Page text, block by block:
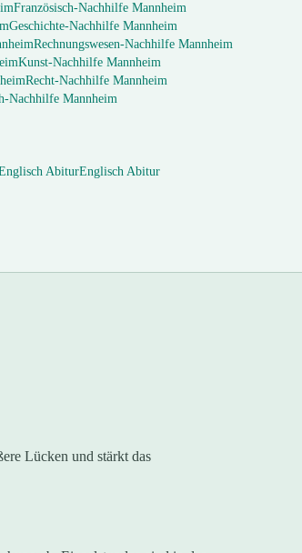
Französisch-Nachhilfe Mannheim
Geschichte-Nachhilfe Mannheim
Rechnungswesen-Nachhilfe Mannheim
Kunst-Nachhilfe Mannheim
Recht-Nachhilfe Mannheim
-Nachhilfe Mannheim
AbiturEnglisch Abitur
Lücken und stärkt das